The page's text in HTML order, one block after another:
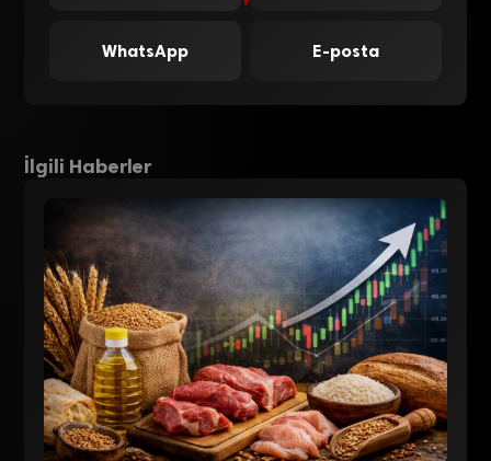
WhatsApp E-posta
İlgili Haberler